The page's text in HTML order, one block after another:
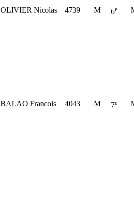
OLIVIER Nicolas 4739 M 6e
BALAO Francois 4043 M 7e